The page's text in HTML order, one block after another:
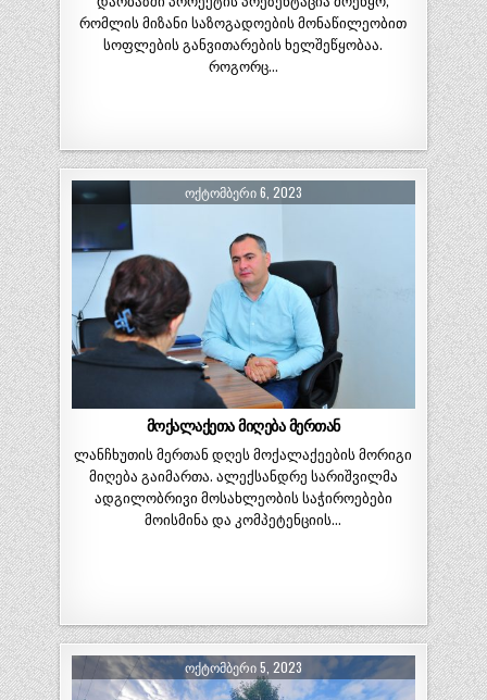
რომლის მიზანი საზოგადოების მონაწილეობით
სოფლების განვითარების ხელშეწყობაა.
როგორც…
ᲝᲥᲢᲝᲛᲑᲔᲠᲘ 6, 2023
მოქალაქეთა მიღება მერთან
ლანჩხუთის მერთან დღეს მოქალაქეების მორიგი
მიღება გაიმართა. ალექსანდრე სარიშვილმა
ადგილობრივი მოსახლეობის საჭიროებები
მოისმინა და კომპეტენციის…
ᲝᲥᲢᲝᲛᲑᲔᲠᲘ 5, 2023